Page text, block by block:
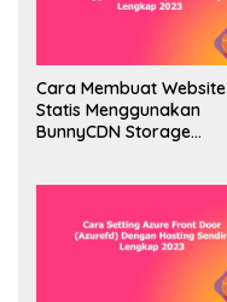
Cara Membuat Website
Statis Menggunakan
BunnyCDN Storage